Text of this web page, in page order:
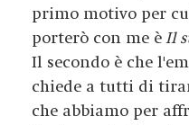
primo motivo per
porterò con me èIl
Il secondo è che
chiede a tutti di
che abbiamo per